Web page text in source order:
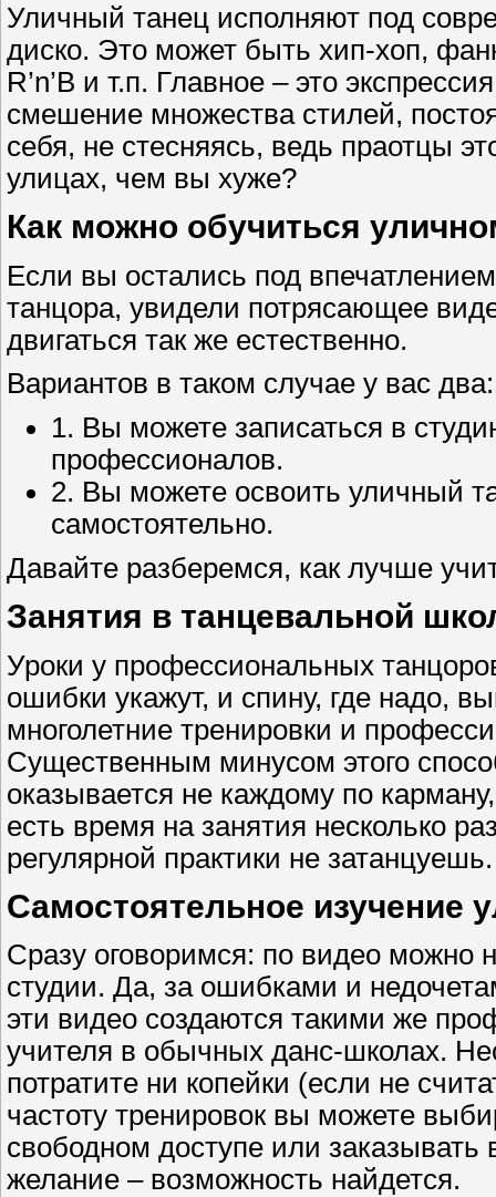
Уличный танец исполняют под
диско. Это может быть хип-хоп,
R’n’B и т.п. Главное – это
смешение множества стилей,
себя, не стесняясь, ведь праотцы
улицах, чем вы хуже?
Как можно обучиться
Если вы остались под
танцора, увидели потрясающее
двигаться так же естественно.
Вариантов в таком случае у вас два:
1. Вы можете записаться в
профессионалов.
2. Вы можете освоить уличный
самостоятельно.
Давайте разберемся, как лучше
Занятия в танцевальной
Уроки у профессиональных
ошибки укажут, и спину, где надо,
многолетние тренировки и
Существенным минусом этого
оказывается не каждому по
есть время на занятия несколько
регулярной практики не затанцуешь.
Самостоятельное изучение
Сразу оговоримся: по видео можно
студии. Да, за ошибками и
эти видео создаются такими же
учителя в обычных данс-школах.
потратите ни копейки (если не
частоту тренировок вы можете
свободном доступе или
желание – возможность найдется.